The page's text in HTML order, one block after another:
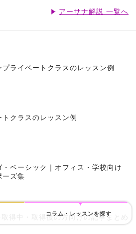
コラム・レッスンを探す
アーサナ解説 一覧へ
プライベートクラスのレッスン例
トクラスのレッスン例
・ベーシック｜オフィス・学校向け
ーズ集
得中・取得後の方向けの記事まとめ